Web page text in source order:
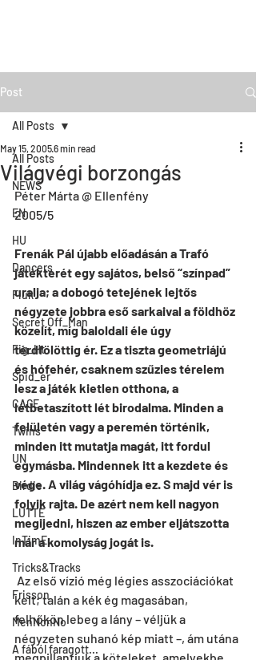
Post
All Posts
NEWS
EN
HU
Dancers
Fiúk
Secret Off_Man
Fig_Ht
Spid_er
CAGE
Twins
UN
Birdie
LUTTE
InTimE
Tricks&Tracks
Frisson
MenNonNo
A fából faragott...
All Posts
Világvégi borzongás
May 15, 20056 min read
Péter Márta @ Ellenfény
2005/5
Frenák Pál újabb előadásán a Trafó
játékterét egy sajátos, belső “színpad”
uralja; a dobogó tetejének lejtős
négyzete jobbra eső sarkaival a földhöz
közelít, míg baloldali éle úgy
térdfölöttig ér. Ez a tiszta geometriájú
és hófehér, csaknem szűzies térelem
lesz a játék kietlen otthona, a
létbetaszított lét birodalma. Minden a
felületén vagy a peremén történik,
minden itt mutatja magát, itt fordul
egymásba. Mindennek itt a kezdete és
vége. A világ vágóhídja ez. S majd vér is
folyik rajta. De azért nem kell nagyon
megijedni, hiszen az ember eljátszotta
már a komolyság jogát is.
kelt; talán a kék ég magasában,
felhőkön lebeg a lány – véljük a
négyzeten suhanó kép miatt –, ám utána